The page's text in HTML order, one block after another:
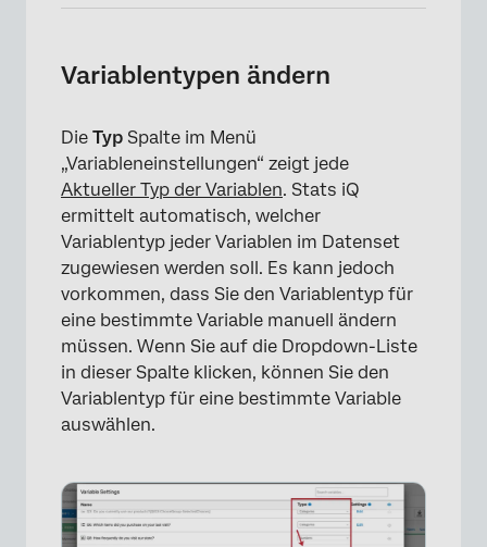
×
Variablentypen ändern
Die Typ Spalte im Menü
„Variableneinstellungen“ zeigt jede
Aktueller Typ der Variablen. Stats iQ
ermittelt automatisch, welcher
Variablentyp jeder Variablen im Datenset
zugewiesen werden soll. Es kann jedoch
vorkommen, dass Sie den Variablentyp für
eine bestimmte Variable manuell ändern
müssen. Wenn Sie auf die Dropdown-Liste
in dieser Spalte klicken, können Sie den
Variablentyp für eine bestimmte Variable
auswählen.